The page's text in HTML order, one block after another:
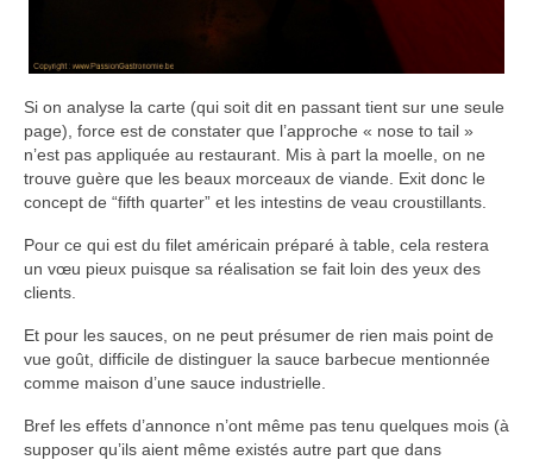
Si on analyse la carte (qui soit dit en passant tient sur une seule
page), force est de constater que l’approche « nose to tail »
n’est pas appliquée au restaurant. Mis à part la moelle, on ne
trouve guère que les beaux morceaux de viande. Exit donc le
concept de “fifth quarter” et les intestins de veau croustillants.
Pour ce qui est du filet américain préparé à table, cela restera
un vœu pieux puisque sa réalisation se fait loin des yeux des
clients.
Et pour les sauces, on ne peut présumer de rien mais point de
vue goût, difficile de distinguer la sauce barbecue mentionnée
comme maison d’une sauce industrielle.
Bref les effets d’annonce n’ont même pas tenu quelques mois (à
supposer qu’ils aient même existés autre part que dans